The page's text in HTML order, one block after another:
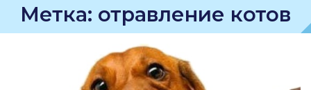
Метка: отравление котов